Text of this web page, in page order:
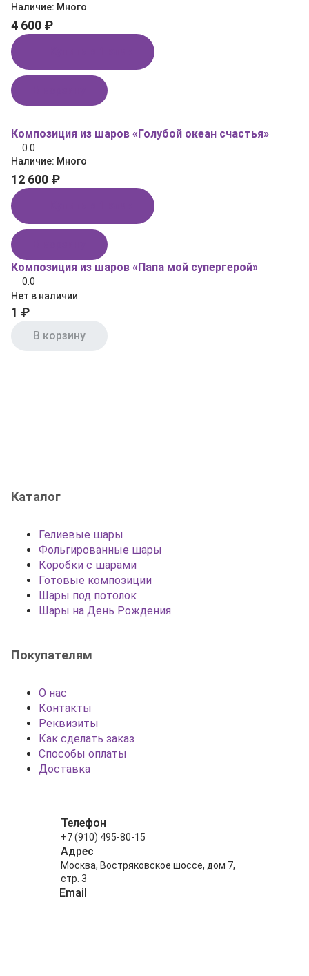
Наличие: Много
4 600 ₽
Композиция из шаров «Голубой океан счастья»
0.0
Наличие: Много
12 600 ₽
Композиция из шаров «Папа мой супергерой»
0.0
Нет в наличии
1 ₽
В корзину
Каталог
Гелиевые шары
Фольгированные шары
Коробки с шарами
Готовые композиции
Шары под потолок
Шары на День Рождения
Покупателям
О нас
Контакты
Реквизиты
Как сделать заказ
Способы оплаты
Доставка
Телефон
+7 (910) 495-80-15
Адрес
Москва, Востряковское шоссе, дом 7,
стр. 3
Email